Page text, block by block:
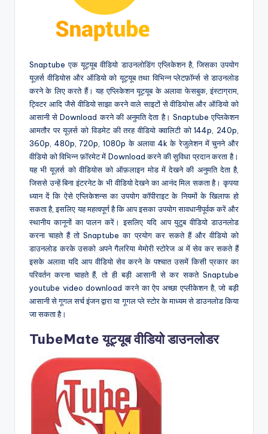
Snaptube एक यूट्यूब वीडियो डाउनलोडिंग एप्लिकेशन है, जिसका उपयोग
यूज़र्स वीडियोस और ऑडियो को यूट्यूब तथा विभिन्न प्लेटफ़ॉर्म्स से डाउनलोड
करने के लिए करते हैं। यह एप्लिकेशन यूट्यूब के अलावा फेसबुक, इंस्टाग्राम,
ट्विटर आदि जैसे वीडियो साझा करने वाले साइटों से वीडियोस और ऑडियो को
आसानी से Download करने की अनुमति देता है। Snaptube एप्लिकेशन
आमतौर पर यूज़र्स को विडमेट की तरह वीडियो क्वालिटी को 144p, 240p,
360p, 480p, 720p, 1080p के अलावा 4k के रेजुलेशन में चुनने और
वीडियो को विभिन्न फ़ॉरमेट में Download करने की सुविधा प्रदान करता है।
यह भी यूज़र्स को वीडियोस को ऑफ़लाइन मोड में देखने की अनुमति देता है,
जिससे उन्हें बिना इंटरनेट के भी वीडियो देखने का आनंद मिल सकता है। कृपया
ध्यान दें कि ऐसे एप्लिकेशन्स का उपयोग कॉपीराइट के नियमों के खिलाफ हो
सकता है, इसलिए यह महत्वपूर्ण है कि आप इसका उपयोग सावधानीपूर्वक करें और
स्थानीय कानूनों का पालन करें। इसलिए यदि आप युटुब वीडियो डाउनलोड
करना चाहते हैं तो Snaptube का प्रयोग कर सकते हैं और वीडियो को
डाउनलोड करके उसको अपने गैलरिया मेमोरी स्टोरेज अ में सेव कर सकते हैं
इसके अलावा यदि आप वीडियो सेव करने के पश्चात उसमें किसी प्रकार का
परिवर्तन करना चाहते हैं, तो ही बड़ी आसानी से कर सकते Snaptube
youtube video download करने का ऐप अच्छा एप्लीकेशन है, जो बड़ी
आसानी से गूगल सर्च इंजन द्वारा या गूगल प्ले स्टोर के माध्यम से डाउनलोड किया
जा सकता है।
TubeMate यूट्यूब वीडियो डाउनलोडर